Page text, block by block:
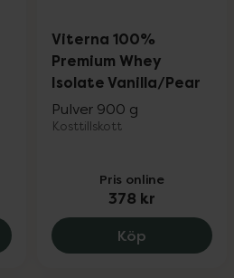
Better
Viterna 100%
Premium Whey
Isolate Vanilla/Pear
Pulver 900 g
Kosttillskott
Pris online
378 kr
Köp Viterna